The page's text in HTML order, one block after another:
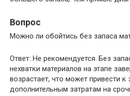
Вопрос
Можно ли обойтись без запаса
Ответ: Не рекомендуется. Без
нехватки материалов на этапе
возрастает, что может привести
дополнительным затратам на